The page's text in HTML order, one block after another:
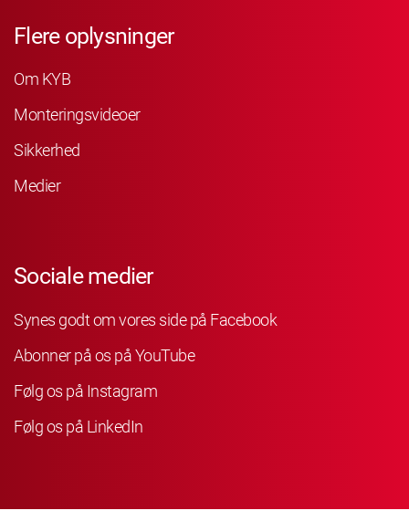
Flere oplysninger
Om KYB
Monteringsvideoer
Sikkerhed
Medier
Sociale medier
Synes godt om vores side på Facebook
Abonner på os på YouTube
Følg os på Instagram
Følg os på LinkedIn